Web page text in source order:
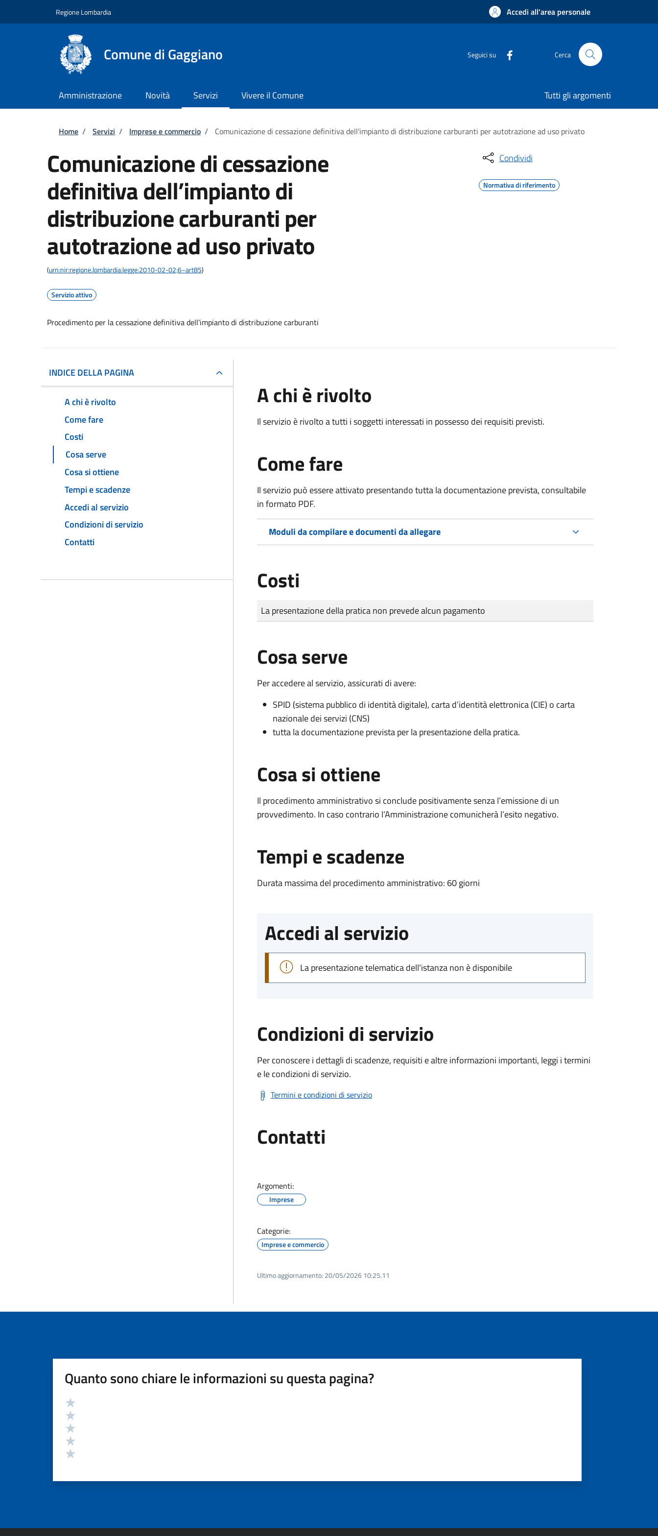
Regione Lombardia Accedi all'area personale
Comune di Gaggiano Seguici su Cerca
Amministrazione Novità Servizi Vivere il Comune Tutti gli argomenti
Briciole di pane
Home / Servizi / Imprese e commercio / Comunicazione di cessazione definitiva dell’impianto di distribuzione carburanti per autotrazione ad uso privato
Comunicazione di cessazione
definitiva dell’impianto di
distribuzione carburanti per
autotrazione ad uso privato
(urn:nir:regione.lombardia:legge:2010-02-02;6~art85)
Servizio attivo
Procedimento per la cessazione definitiva dell’impianto di distribuzione carburanti
Condividi
Normativa di riferimento
INDICE DELLA PAGINA
A chi è rivolto
Come fare
Costi
Cosa serve
Cosa si ottiene
Tempi e scadenze
Accedi al servizio
Condizioni di servizio
Contatti
A chi è rivolto
Il servizio è rivolto a tutti i soggetti interessati in possesso dei requisiti previsti.
Come fare
Il servizio può essere attivato presentando tutta la documentazione prevista, consultabile
in formato PDF.
Moduli da compilare e documenti da allegare
Costi
Tipo di pagamento
Importo
La presentazione della pratica non prevede alcun pagamento
Cosa serve
Per accedere al servizio, assicurati di avere:
SPID (sistema pubblico di identità digitale), carta d’identità elettronica (CIE) o carta
nazionale dei servizi (CNS)
tutta la documentazione prevista per la presentazione della pratica.
Cosa si ottiene
Il procedimento amministrativo si conclude positivamente senza l’emissione di un
provvedimento. In caso contrario l’Amministrazione comunicherà l’esito negativo.
Tempi e scadenze
Durata massima del procedimento amministrativo: 60 giorni
Accedi al servizio
La presentazione telematica dell'istanza non è disponibile
Condizioni di servizio
Per conoscere i dettagli di scadenze, requisiti e altre informazioni importanti, leggi i termini
e le condizioni di servizio.
Termini e condizioni di servizio
Contatti
Argomenti:
Imprese
Categorie:
Imprese e commercio
Ultimo aggiornamento: 20/05/2026 10:25.11
Quanto sono chiare le informazioni su questa pagina?
Valutazione